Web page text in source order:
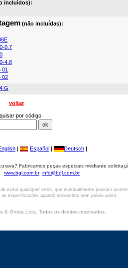
incluídos):
(não incluídas):
0.7
4.8
01
02
G
voltar
por código:
| Español | Deutsch |
Fabricamos peças especiais mediante
www.bgl.com.br info@bgl.com.br
evitar quaisquer erros, que eventualmente possam
as especificações quando necessário sem prévio aviso.
& Grotta Ltda. Todos os direitos reservados.